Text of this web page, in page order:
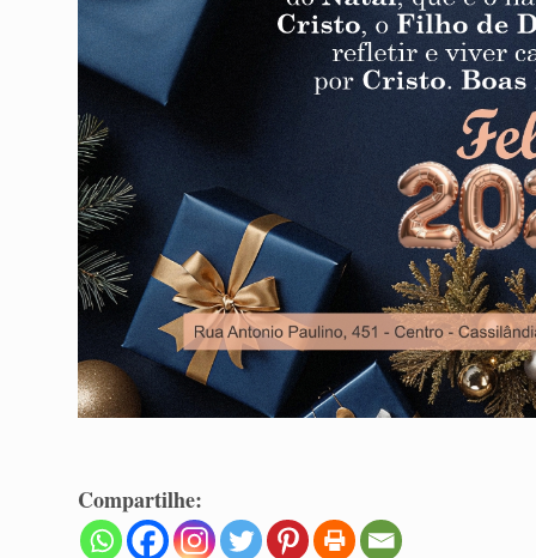
Compartilhe: